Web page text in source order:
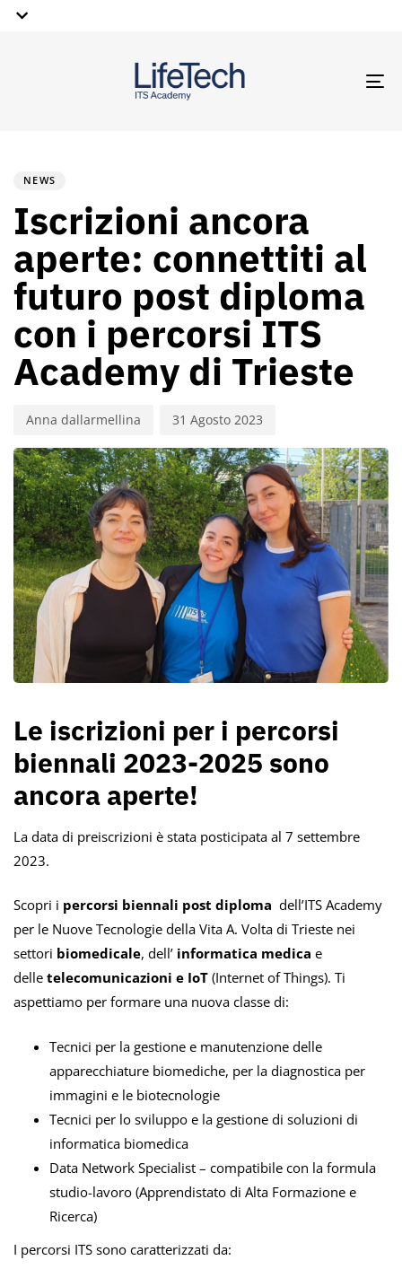
NEWS
Iscrizioni ancora
aperte: connettiti al
futuro post diploma
con i percorsi ITS
Academy di Trieste
Anna dallarmellina 31 Agosto 2023
Le iscrizioni per i percorsi
biennali 2023-2025 sono
ancora aperte!
La data di preiscrizioni è stata posticipata al 7 settembre
2023.
Scopri i percorsi biennali post diploma dell’ITS Academy
per le Nuove Tecnologie della Vita A. Volta di Trieste nei
settori biomedicale, dell’ informatica medica e
delle telecomunicazioni e IoT (Internet of Things). Ti
aspettiamo per formare una nuova classe di:
Tecnici per la gestione e manutenzione delle
apparecchiature biomediche, per la diagnostica per
immagini e le biotecnologie
Tecnici per lo sviluppo e la gestione di soluzioni di
informatica biomedica
Data Network Specialist – compatibile con la formula
studio-lavoro (Apprendistato di Alta Formazione e
Ricerca)
I percorsi ITS sono caratterizzati da: